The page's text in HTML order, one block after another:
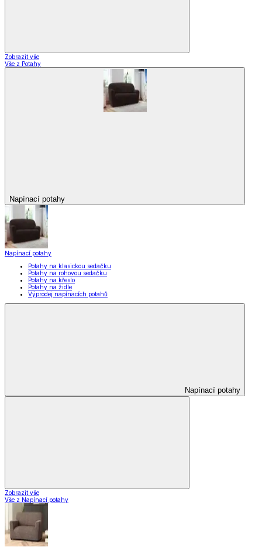
Zobrazit vše
Vše z Potahy
Napínací potahy
Napínací potahy
Potahy na klasickou sedačku
Potahy na rohovou sedačku
Potahy na křeslo
Potahy na židle
Výprodej napínacích potahů
Napínací potahy
Zobrazit vše
Vše z Napínací potahy